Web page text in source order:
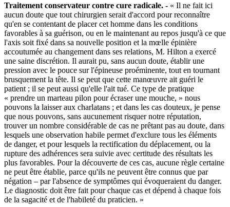
Traitement conservateur contre cure radicale. - « Il ne fait ici
aucun doute que tout chirurgien serait d'accord pour reconnaître
qu'en se contentant de placer cet homme dans les conditions
favorables à sa guérison, ou en le maintenant au repos jusqu'à ce que
l'axis soit fixé dans sa nouvelle position et la mœlle épinière
accoutumée au changement dans ses relations, M. Hilton a exercé
une saine discrétion. Il aurait pu, sans aucun doute, établir une
pression avec le pouce sur l'épineuse proéminente, tout en tournant
brusquement la tête. Il se peut que cette manœuvre ait guéri le
patient ; il se peut aussi qu'elle l'ait tué. Ce type de pratique
« prendre un marteau pilon pour écraser une mouche, » nous
pouvons la laisser aux charlatans ; et dans les cas douteux, je pense
que nous pouvons, sans aucunement risquer notre réputation,
trouver un nombre considérable de cas ne prêtant pas au doute, dans
lesquels une observation habile permet d'exclure tous les éléments
de danger, et pour lesquels la rectification du déplacement, ou la
rupture des adhérences sera suivie avec certitude des résultats les
plus favorables. Pour la découverte de ces cas, aucune règle certaine
ne peut être établie, parce qu'ils ne peuvent être connus que par
négation – par l'absence de symptômes qui évoqueraient du danger.
Le diagnostic doit être fait pour chaque cas et dépend à chaque fois
de la sagacité et de l'habileté du praticien. »